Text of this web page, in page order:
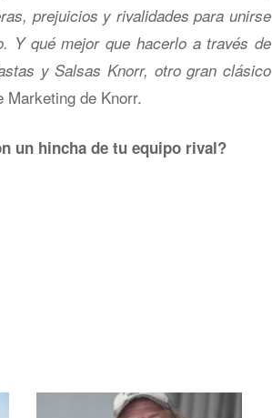
prejuicios y rivalidades para unirse
Y qué mejor que hacerlo a través de
y Salsas Knorr, otro gran clásico
Marketing de Knorr.
un hincha de tu equipo rival?